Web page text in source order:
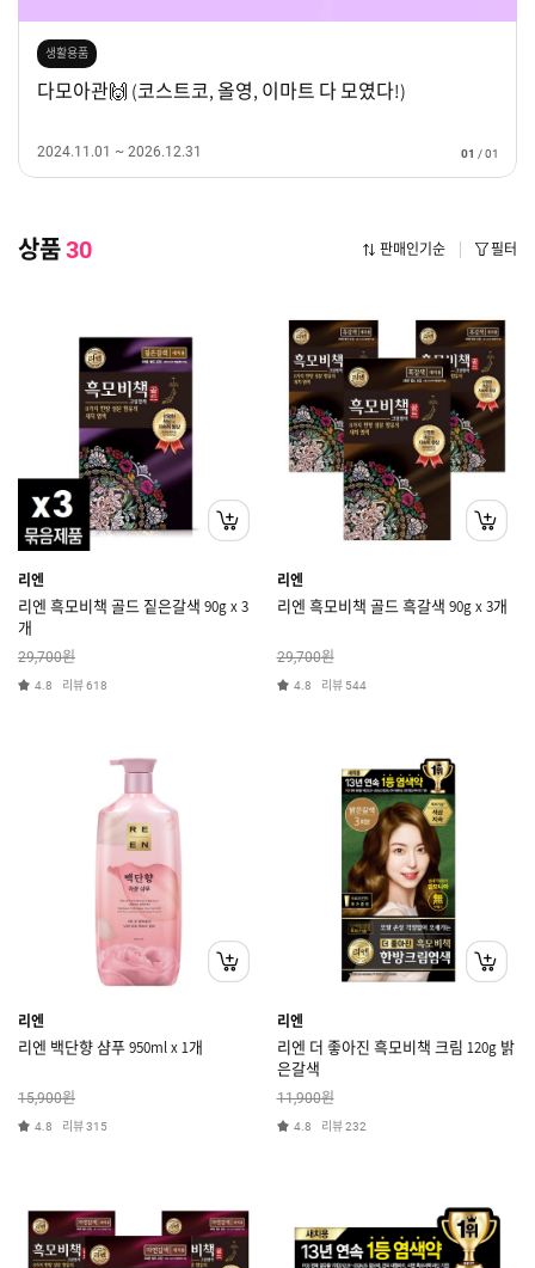
생활용품
다모아관🙌 (코스트코, 올영, 이마트 다 모였다!)
2024.11.01 ~ 2026.12.31 01 /01
상품30 판매인기순 필터
리엔
리엔 흑모비책 골드 짙은갈색 90g x 3
개
29,700원
4.8 리뷰618
리엔
리엔 흑모비책 골드 흑갈색 90g x 3개
29,700원
4.8 리뷰 544
리엔
리엔 백단향 샴푸 950ml x 1개
15,900원
4.8 리뷰315
리엔
리엔 더 좋아진 흑모비책 크림 120g 밝
은갈색
11,900원
4.8 리뷰232